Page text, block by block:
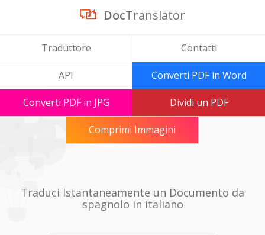
DocTranslator
Traduttore Contatti
API Converti PDF in Word
Converti PDF in JPG Dividi un PDF
Comprimi Immagini
Traduci Istantaneamente un Documento da
spagnolo in italiano